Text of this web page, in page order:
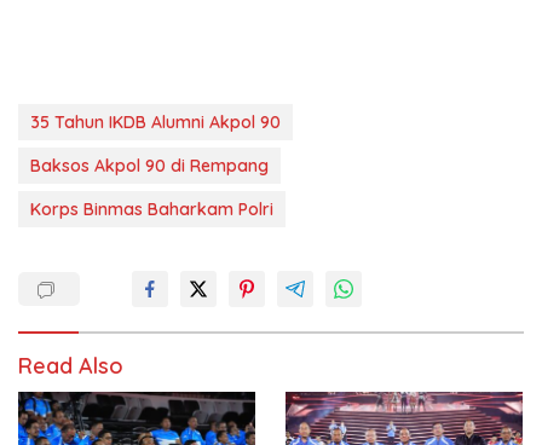
35 Tahun IKDB Alumni Akpol 90
Baksos Akpol 90 di Rempang
Korps Binmas Baharkam Polri
Read Also